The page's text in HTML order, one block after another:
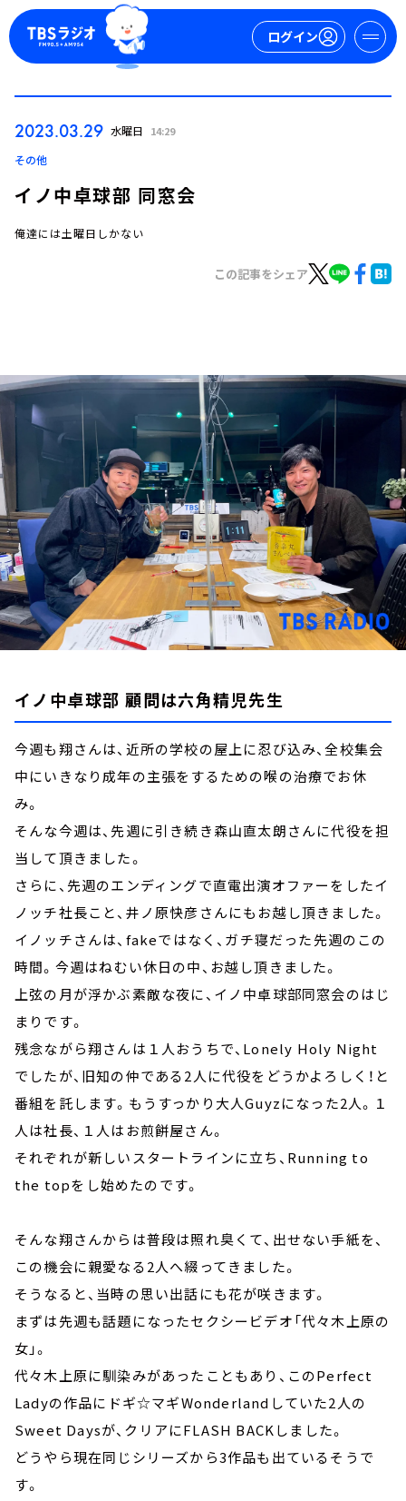
ログイン
トピックス
TBS Podcast
お知らせ
イベント・グッズ
YouTube
会社情報
2023.03.29 水曜日 14:29
その他
イノ中卓球部 同窓会
俺達には土曜日しかない
この記事をシェア
イノ中卓球部 顧問は六角精児先生
今週も翔さんは、近所の学校の屋上に忍び込み、全校集会
中にいきなり成年の主張をするための喉の治療でお休
み。
そんな今週は、先週に引き続き森山直太朗さんに代役を担
当して頂きました。
さらに、先週のエンディングで直電出演オファーをしたイ
ノッチ社長こと、井ノ原快彦さんにもお越し頂きました。
イノッチさんは、fakeではなく、ガチ寝だった先週のこの
時間。今週はねむい休日の中、お越し頂きました。
上弦の月が浮かぶ素敵な夜に、イノ中卓球部同窓会のはじ
まりです。
残念ながら翔さんは１人おうちで、Lonely Holy Night
でしたが、旧知の仲である2人に代役をどうかよろしく！と
番組を託します。もうすっかり大人Guyzになった2人。１
人は社長、１人はお煎餅屋さん。
それぞれが新しいスタートラインに立ち、Running to
the topをし始めたのです。
そんな翔さんからは普段は照れ臭くて、出せない手紙を、
この機会に親愛なる2人へ綴ってきました。
そうなると、当時の思い出話にも花が咲きます。
まずは先週も話題になったセクシービデオ「代々木上原の
女」。
代々木上原に馴染みがあったこともあり、このPerfect
Ladyの作品にドギ☆マギWonderlandしていた2人の
Sweet Daysが、クリアにFLASH BACKしました。
どうやら現在同じシリーズから3作品も出ているそうで
す。